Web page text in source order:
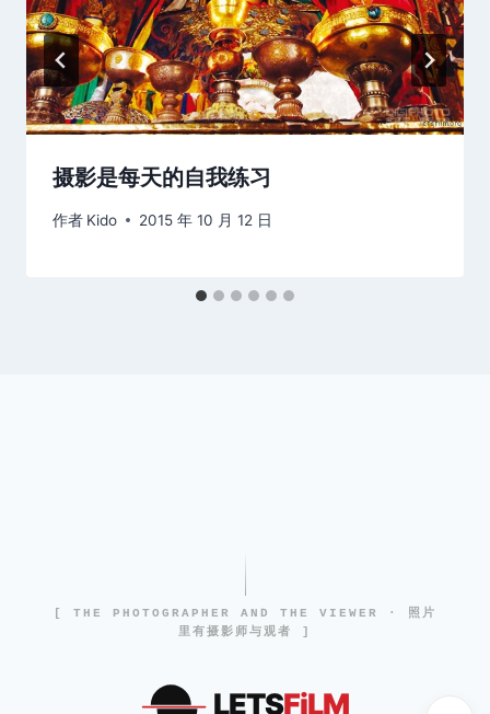
摄影是每天的自我练习
作者 Kido 2015 年 10 月 12 日
[ THE PHOTOGRAPHER AND THE VIEWER · 照片
里有摄影师与观者 ]
LETSFiLM